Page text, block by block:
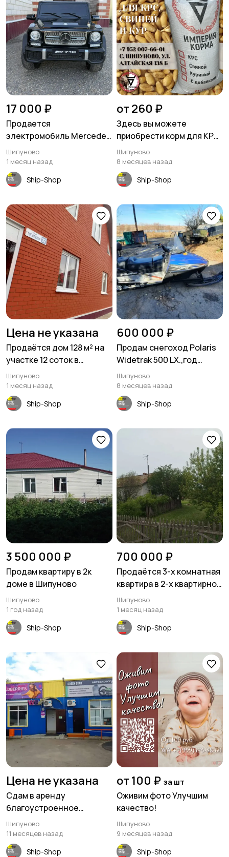
17 000 ₽
Продается
электромобиль Mercedes
G65
Шипуново
1 месяц назад
Ship-Shop
от 260 ₽
Здесь вы можете
приобрести корм для КРС,
свиней и кур в Шипуново
Шипуново
8 месяцев назад
Ship-Shop
Цена не указана
Продаётся дом 128 м² на
участке 12 соток в
Шипуново
Шипуново
1 месяц назад
Ship-Shop
600 000 ₽
Продам снегоход Polaris
Widetrak 500 LX.,год
выпуска 2006. в Шипуново
Шипуново
8 месяцев назад
Ship-Shop
3 500 000 ₽
Продам квартиру в 2к
доме в Шипуново
Шипуново
1 год назад
Ship-Shop
700 000 ₽
Продаётся 3-х комнатная
квартира в 2-х квартирном
доме 52 кв.м с.Быково, ул.
Новая 25 кв.2
Шипуново
1 месяц назад
Ship-Shop
Цена не указана
Сдам в аренду
благоустроенное
помещение 46 кв м.
Шипуново
Шипуново
11 месяцев назад
Ship-Shop
от 100 ₽ за шт
Оживим фото Улучшим
качество!
Шипуново
9 месяцев назад
Ship-Shop